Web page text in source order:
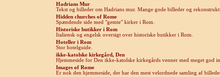
Hadrians Mur
Tekst og billeder om Hadrians mur. Mange gode billeder og
Hidden churches of Rome
Spændende side med "gemte" kirker i Rom.
Historiske butikker i Rom
Italiensk og engelsk oversigt over historiske butikker i Rom.
Hoteller i Rom
Stor hotelguide.
ikke-katolske kirkegård, Den
Hjemmeside for Den ikke-katolske kirkegårds venner med meget god
Images of Rome
Er nok den hjemmeside, der har den mest velordnede samling af